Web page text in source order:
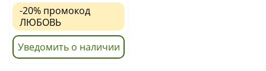
-20% промокод
ЛЮБОВЬ
Уведомить о наличии